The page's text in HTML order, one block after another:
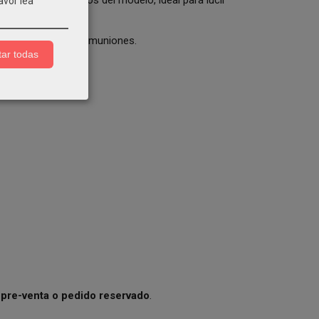
ceremonias y comuniones.
pre-venta o pedido reservado
todas